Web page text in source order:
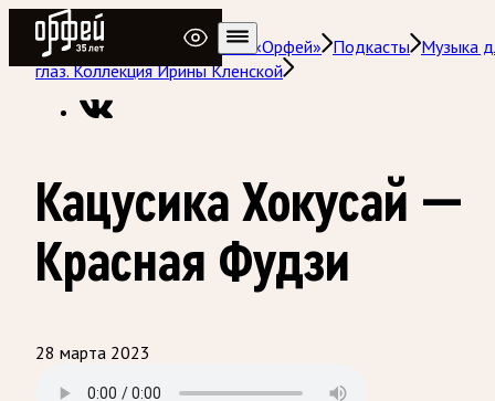
Радио Орфей
Радио классической музыки «Орфей» Подкасты Музыка
глаз. Коллекция Ирины Кленской
Кацусика Хокусай —
Красная Фудзи
28 марта 2023